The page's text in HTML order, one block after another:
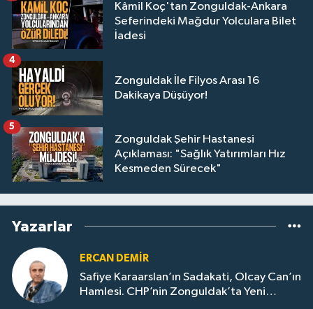
Kâmil Koç'tan Zonguldak-Ankara
Seferindeki Mağdur Yolculara Bilet
İadesi
Zonguldak İle Filyos Arası 16
Dakikaya Düşüyor!
4
Zonguldak Şehir Hastanesi
Açıklaması: "Sağlık Yatırımları Hız
Kesmeden Sürecek"
5
Yazarlar
ERCAN DEMIR
Safiye Karaarslan’ın Sadakati, Olcay Can’ın
Hamlesi. CHP’nin Zonguldak’ta Yeni